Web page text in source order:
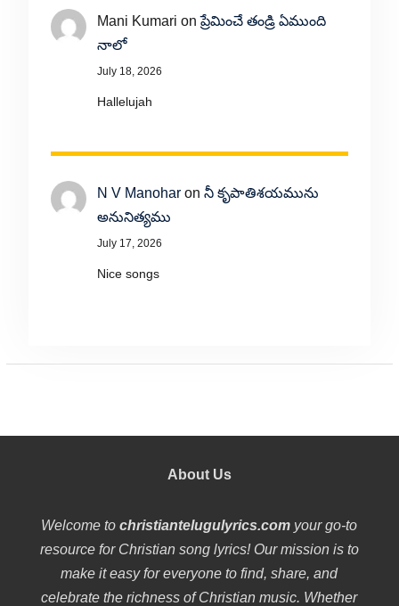
Mani Kumari onప్రేమించే తండ్రి ఏముంది
నాలో
July 18, 2026
Hallelujah
N V Manoharon నీ కృపాతిశయమును
అనునిత్యము
July 17, 2026
Nice songs
About Us
Welcome tochristiantelugulyrics.com your go-to
resource for Christian song lyrics! Our mission is to
make it easy for everyone to find, share, and
celebrate the richness of Christian music. Whether